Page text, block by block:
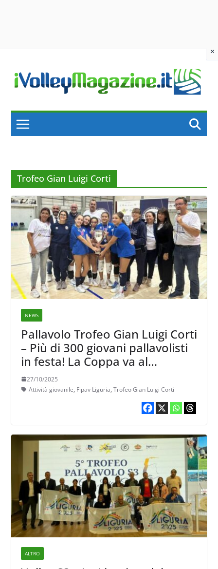
×
content
Trofeo Gian Luigi Corti
NEWS
Pallavolo Trofeo Gian Luigi Corti
– Più di 300 giovani pallavolisti
in festa! La Coppa va al
Cogovalle
27/10/2025
Attività giovanile, Fipav Liguria, Trofeo Gian Luigi Corti
ALTRO